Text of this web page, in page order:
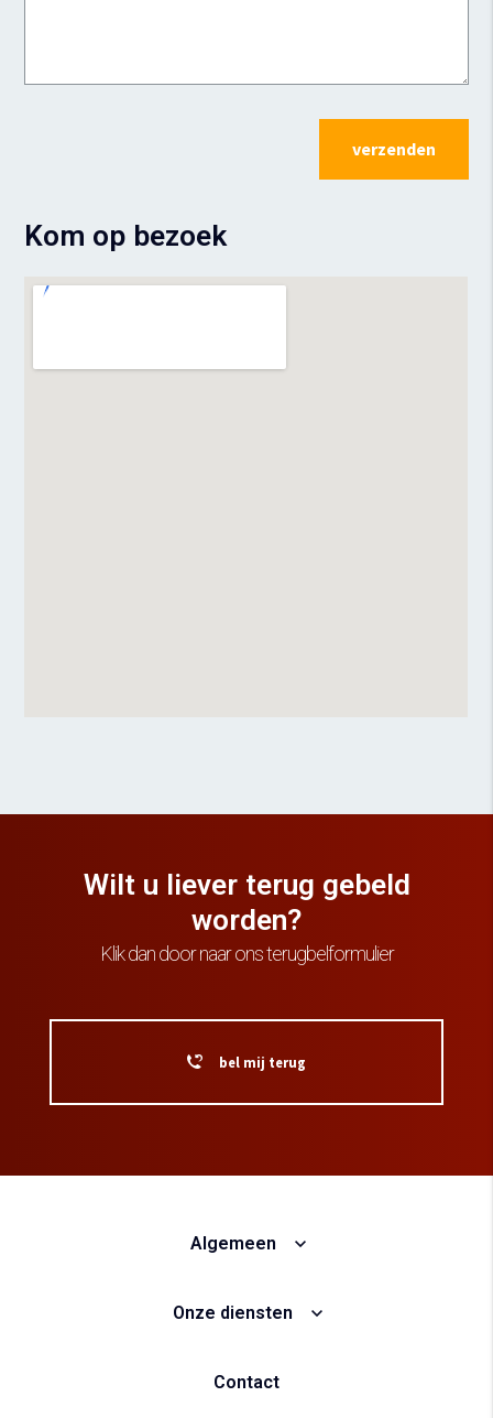
verzenden
Kom op bezoek
Wilt u liever terug gebeld
worden?
Klik dan door naar ons terugbelformulier
bel mij terug
Algemeen
Onze diensten
Contact